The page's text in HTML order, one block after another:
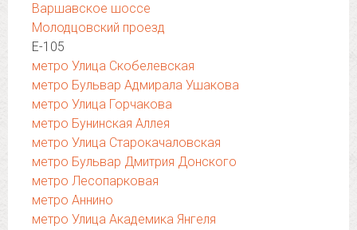
Варшавское шоссе
Молодцовский проезд
Е-105
метро Улица Скобелевская
метро Бульвар Адмирала Ушакова
метро Улица Горчакова
метро Бунинская Аллея
метро Улица Старокачаловская
метро Бульвар Дмитрия Донского
метро Лесопарковая
метро Аннино
метро Улица Академика Янгеля